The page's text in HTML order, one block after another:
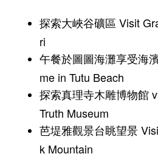
探索大峽谷礦區 Visit
ri
午餐於圖圖海灘享受海
me in Tutu Beach
探索真理寺木雕博物館
Truth Museum
芭堤雅觀景台眺望景
k Mountain